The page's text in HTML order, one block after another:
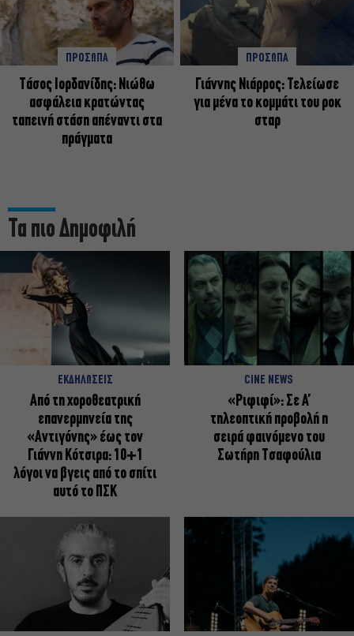
ΠΡΟΣΩΠΑ
Tάσος Ιορδανίδης: Νιώθω
ασφάλεια κρατώντας
ταπεινή στάση απέναντι στα
πράγματα
ΠΡΟΣΩΠΑ
Γιάννης Νιάρρος: Τελείωσε
για μένα το κομμάτι του ροκ
σταρ
Τα πιο Δημοφιλή
ΕΚΔΗΛΩΣΕΙΣ
Από τη χοροθεατρική
επανερμηνεία της
«Αντιγόνης» έως τον
Γιάννη Κότσιρα: 10+1
λόγοι να βγεις από το σπίτι
αυτό το ΠΣΚ
CINE NEWS
«Ριφιφί»: Σε Α’
τηλεοπτική προβολή η
σειρά φαινόμενο του
Σωτήρη Τσαφούλια